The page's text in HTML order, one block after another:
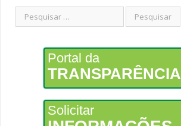
Portal da
TRANSPARÊNCIA
Solicitar